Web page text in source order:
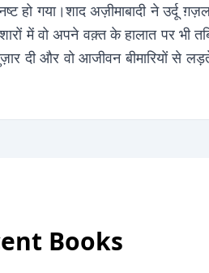
हो गया।शाद अज़ीमाबादी ने उर्दू
में वो अपने वक़्त के हालात पर भी
दी और वो आजीवन बीमारियों से
Books